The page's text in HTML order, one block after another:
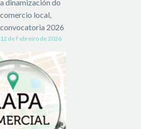
a dinamización do
comercio local,
convocatoria 2026
12 de Febreiro de 2026